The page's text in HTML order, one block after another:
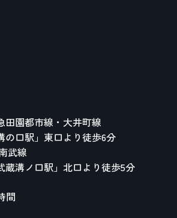
田園都市線・大井町線
の口駅」東口より徒歩6分
武線
蔵溝ノ口駅」北口より徒歩5分
間